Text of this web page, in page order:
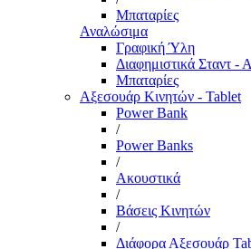
Μπαταρίες
Αναλώσιμα
Γραφική Ύλη
Διαφημιστικά Σταντ -
Μπαταρίες
Αξεσουάρ Κινητών - Tablet
Power Bank
/
Power Banks
/
Ακουστικά
/
Βάσεις Κινητών
/
Διάφορα Αξεσουάρ